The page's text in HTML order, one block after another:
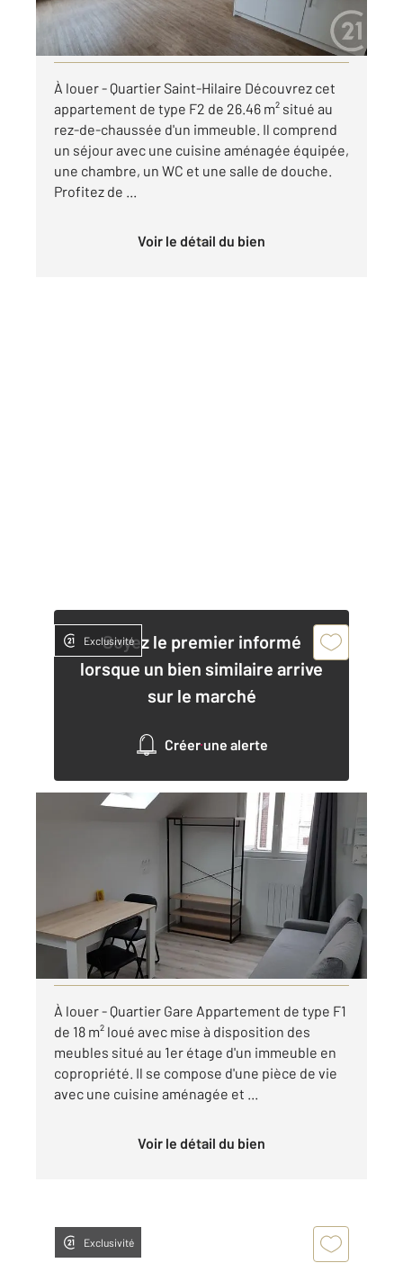
par mois charges comprises
Visiter le site dédié
À louer - Quartier Saint-Hilaire Découvrez cet
appartement de type F2 de 26.46 m² situé au
rez-de-chaussée d'un immeuble. Il comprend
un séjour avec une cuisine aménagée équipée,
une chambre, un WC et une salle de douche.
Profitez de ...
Voir le détail du bien
Soyez le premier informé
lorsque un bien similaire arrive
sur le marché
Créer une alerte
Exclusivité
Appartement F1 à louer
480 €
par mois charges comprises
Visiter le site dédié
À louer - Quartier Gare Appartement de type F1
de 18 m² loué avec mise à disposition des
meubles situé au 1er étage d'un immeuble en
copropriété. Il se compose d'une pièce de vie
avec une cuisine aménagée et ...
Voir le détail du bien
Exclusivité